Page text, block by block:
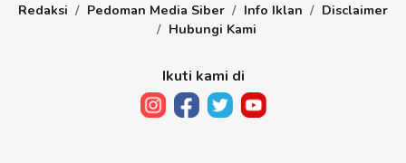
Redaksi Pedoman Media Siber Info Iklan
Disclaimer
Hubungi Kami
Ikuti kami di